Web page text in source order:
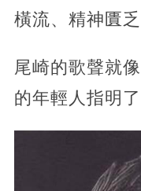
橫流、精神匱乏
尾崎的歌聲就
的年輕人指明了